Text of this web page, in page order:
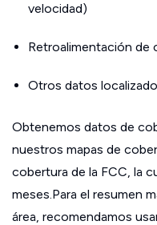
velocidad)
Retroalimentación de
Otros datos
Obtenemos datos de
nuestros mapas de
cobertura de la FCC, la
meses.Para el resumen
área, recomendamos